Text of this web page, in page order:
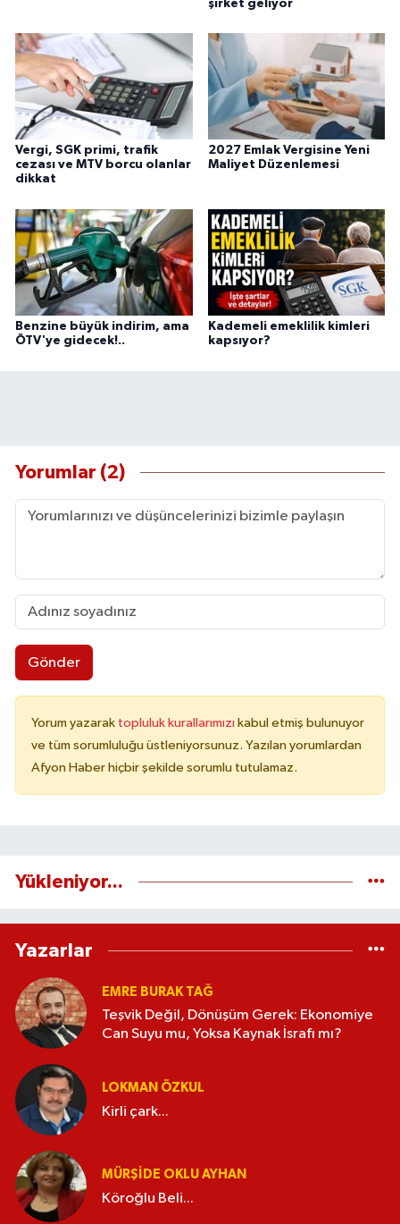
şirket geliyor
Vergi, SGK primi, trafik
cezası ve MTV borcu olanlar
dikkat
2027 Emlak Vergisine Yeni
Maliyet Düzenlemesi
Benzine büyük indirim, ama
ÖTV'ye gidecek!..
Kademeli emeklilik kimleri
kapsıyor?
Yorumlar (2)
Gönder
Yorum yazarak topluluk kurallarımızı kabul etmiş bulunuyor
ve tüm sorumluluğu üstleniyorsunuz. Yazılan yorumlardan
Afyon Haber hiçbir şekilde sorumlu tutulamaz.
Yükleniyor...
Yazarlar
EMRE BURAK TAĞ
Teşvik Değil, Dönüşüm Gerek: Ekonomiye
Can Suyu mu, Yoksa Kaynak İsrafı mı?
LOKMAN ÖZKUL
Kirli çark...
MÜRŞIDE OKLU AYHAN
Köroğlu Beli...